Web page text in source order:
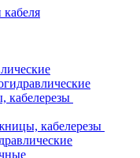
кабелерезы
кабелерезы